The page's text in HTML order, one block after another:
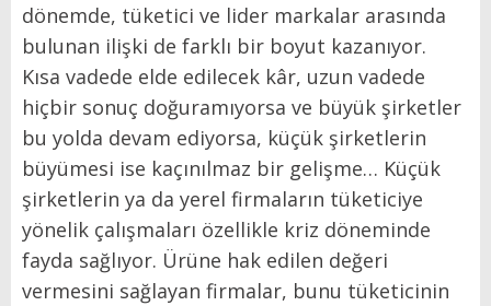
dönemde, tüketici ve lider markalar arasında
bulunan ilişki de farklı bir boyut kazanıyor.
Kısa vadede elde edilecek kâr, uzun vadede
hiçbir sonuç doğuramıyorsa ve büyük şirketler
bu yolda devam ediyorsa, küçük şirketlerin
büyümesi ise kaçınılmaz bir gelişme… Küçük
şirketlerin ya da yerel firmaların tüketiciye
yönelik çalışmaları özellikle kriz döneminde
fayda sağlıyor. Ürüne hak edilen değeri
vermesini sağlayan firmalar, bunu tüketicinin